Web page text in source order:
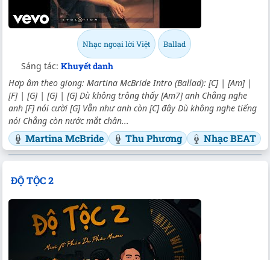
Nhạc ngoại lời Việt Ballad
Sáng tác: Khuyết danh
Hợp âm theo giọng: Martina McBride Intro (Ballad): [C] | [Am] |
[F] | [G] | [G] | [G] Dù không trông thấy [Am7] anh Chẳng nghe
anh [F] nói cười [G] Vẫn như anh còn [C] đây Dù không nghe tiếng
nói Chẳng còn nước mắt chân...
Martina McBride Thu Phương Nhạc BEAT
ĐỘ TỘC 2